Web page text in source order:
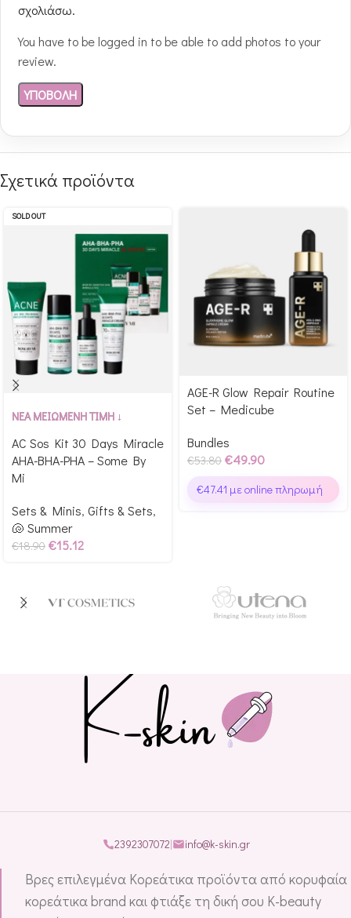
σχολιάσω.
You have to be logged in to be able to add photos to your
review.
Σχετικά προϊόντα
SOLD OUT
Αγόρασε & κέρδισε 189
ΝΕΑ ΜΕΙΩΜΕΝΗ ΤΙΜΗ ↓
AC Sos Kit 30 Days Miracle
AHA-BHA-PHA – Some By
Mi
Sets & Minis, Gifts & Sets,
🐚 Summer
€18.90 €15.12
Αγόρασε & κέρδισε 499
Glow Points!
AGE-R Glow Repair Routine
Set – Medicube
Bundles
€53.80 €49.90
€47.41 με online πληρωμή
2392307072| info@k-skin.gr
Βρες επιλεγμένα Κορεάτικα προϊόντα από κορυφαία
κορεάτικα brand και φτιάξε τη δική σου K-beauty